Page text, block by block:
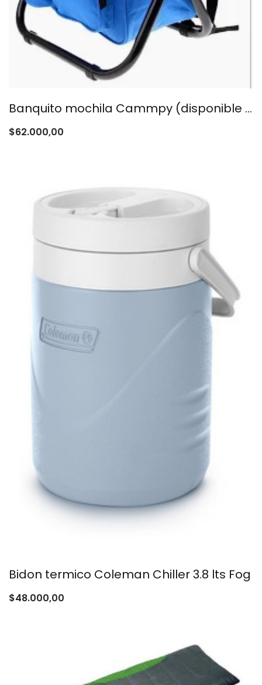
Banquito mochila Cammpy (disponible color negro)
$62.000,00
Bidon termico Coleman Chiller 3.8 lts Fog
$48.000,00